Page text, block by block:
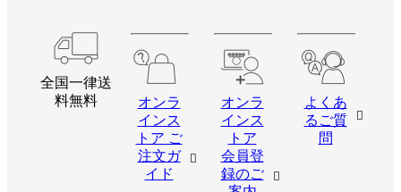
全国一律送
料無料
オンラ
インス
トア ご
注文ガ
イド
オンラ
インス
トア
会員登
録のご
よくあ
るご質
問